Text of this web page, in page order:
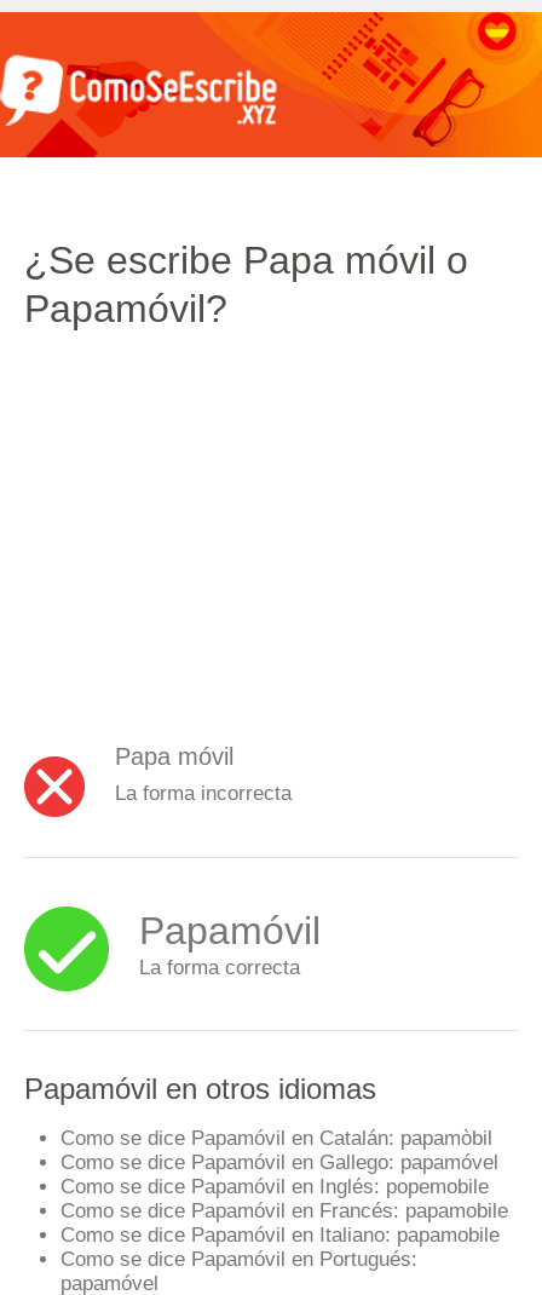
¿Se escribe Papa móvil o
Papamóvil?
Papa móvil
La forma incorrecta
Papamóvil
La forma correcta
Papamóvil en otros idiomas
Como se dice Papamóvil en Catalán: papamòbil
Como se dice Papamóvil en Gallego: papamóvel
Como se dice Papamóvil en Inglés: popemobile
Como se dice Papamóvil en Francés: papamobile
Como se dice Papamóvil en Italiano: papamobile
Como se dice Papamóvil en Portugués:
papamóvel